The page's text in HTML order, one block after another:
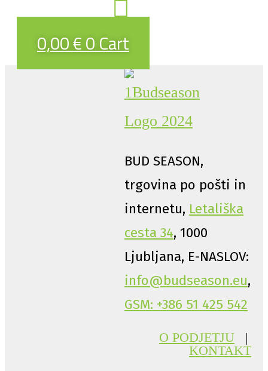
0,00€0Cart
BUD SEASON,
trgovina po pošti in
internetu, Letališka
cesta 34, 1000
Ljubljana, E-NASLOV:
info@budseason.eu,
GSM: +386 51 425 542
O PODJETJU |
KONTAKT